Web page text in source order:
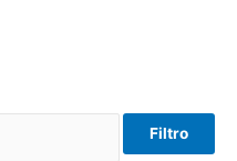
Filtro